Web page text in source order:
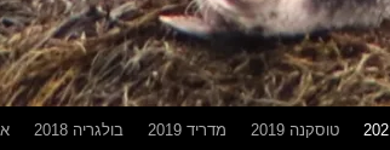
בולגריה 2018 מדריד 2019 טוסקנה 2019